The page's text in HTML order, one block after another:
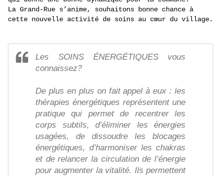
La Grand-Rue s’anime, souhaitons bonne chance à
cette nouvelle activité de soins au cœur du village.
Les SOINS ÉNERGÉTIQUES vous
connaissez?
De plus en plus on fait appel à eux : les
thérapies énergétiques représentent une
pratique qui permet de recentrer les
corps subtils, d’éliminer les énergies
usagées, de dissoudre les blocages
énergétiques, d’harmoniser les chakras
et de relancer la circulation de l’énergie
pour augmenter la vitalité. Ils permettent